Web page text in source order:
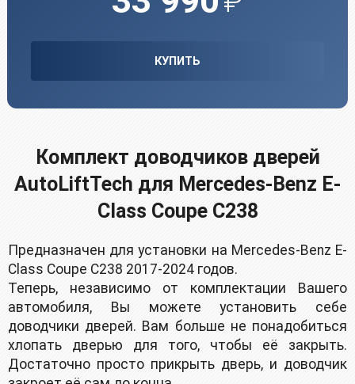
КУПИТЬ
Комплект доводчиков дверей
AutoLiftTech для Mercedes-Benz E-
Class Coupe C238
Предназначен для установки на Mercedes-Benz E-
Class Coupe C238 2017-2024 годов.
Теперь, независимо от комплектации Вашего
автомобиля, Вы можете установить себе
доводчики дверей. Вам больше не понадобиться
хлопать дверью для того, чтобы её закрыть.
Достаточно просто прикрыть дверь, и доводчик